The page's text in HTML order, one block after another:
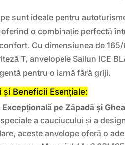
sunt ideale pentru
o combinație perfectă
Cu dimensiunea de 165/
T, anvelopele Sailun ICE
pentru o iarnă fără griji.
Beneficii Esențiale:
pe Zăpadă și
a cauciucului și a
aceste anvelope oferă o